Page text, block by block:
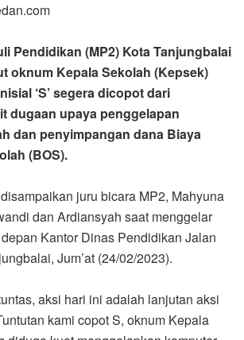
Pendidikan (MP2) Kota Tanjungbalai
oknum Kepala Sekolah (Kepsek)
‘S’ segera dicopot dari
dugaan upaya penggelapan
dan penyimpangan dana Biaya
(BOS).
juru bicara MP2, Mahyuna
dan Ardiansyah saat menggelar
Kantor Dinas Pendidikan Jalan
Jum’at (24/02/2023).
aksi hari ini adalah lanjutan aksi
kami copot S, oknum Kepala